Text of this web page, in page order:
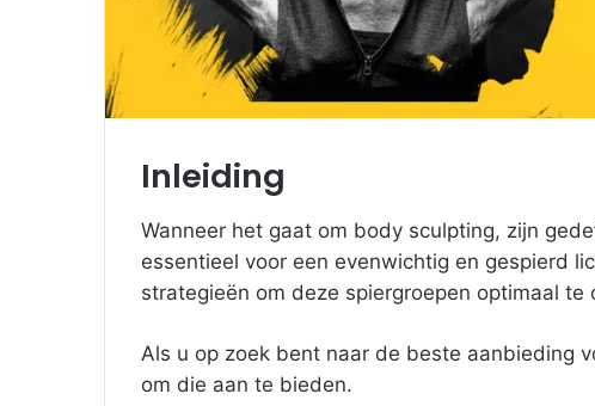
Inleiding
Wanneer het gaat om body sculpting, zijn
essentieel voor een evenwichtig en gespierd
strategieën om deze spiergroepen optimaal te
Als u op zoek bent naar de beste aanbieding
om die aan te bieden.